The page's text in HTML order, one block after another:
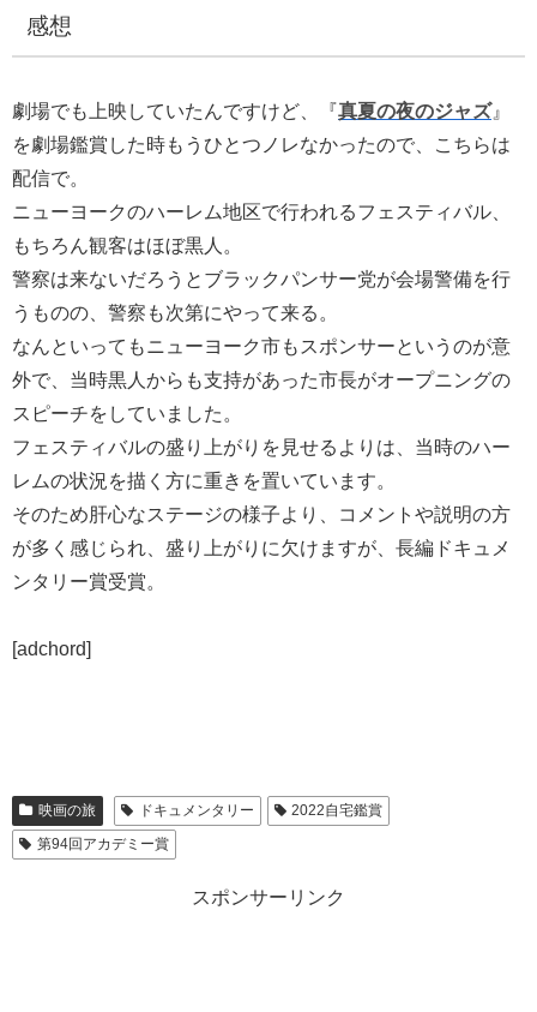
感想
劇場でも上映していたんですけど、『真夏の夜のジャズ』
を劇場鑑賞した時もうひとつノレなかったので、こちらは
配信で。
ニューヨークのハーレム地区で行われるフェスティバル、
もちろん観客はほぼ黒人。
警察は来ないだろうとブラックパンサー党が会場警備を行
うものの、警察も次第にやって来る。
なんといってもニューヨーク市もスポンサーというのが意
外で、当時黒人からも支持があった市長がオープニングの
スピーチをしていました。
フェスティバルの盛り上がりを見せるよりは、当時のハー
レムの状況を描く方に重きを置いています。
そのため肝心なステージの様子より、コメントや説明の方
が多く感じられ、盛り上がりに欠けますが、長編ドキュメ
ンタリー賞受賞。
[adchord]
映画の旅 ドキュメンタリー
2022自宅鑑賞
第94回アカデミー賞
スポンサーリンク